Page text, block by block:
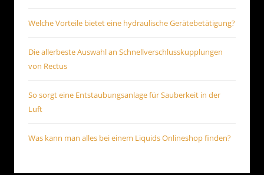
Welche Vorteile bietet eine hydraulische Gerätebetätigung?
Die allerbeste Auswahl an Schnellverschlusskupplungen
von Rectus
So sorgt eine Entstaubungsanlage für Sauberkeit in der
Luft
Was kann man alles bei einem Liquids Onlineshop finden?